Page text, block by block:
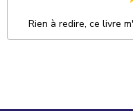
Rien à redire, ce livre